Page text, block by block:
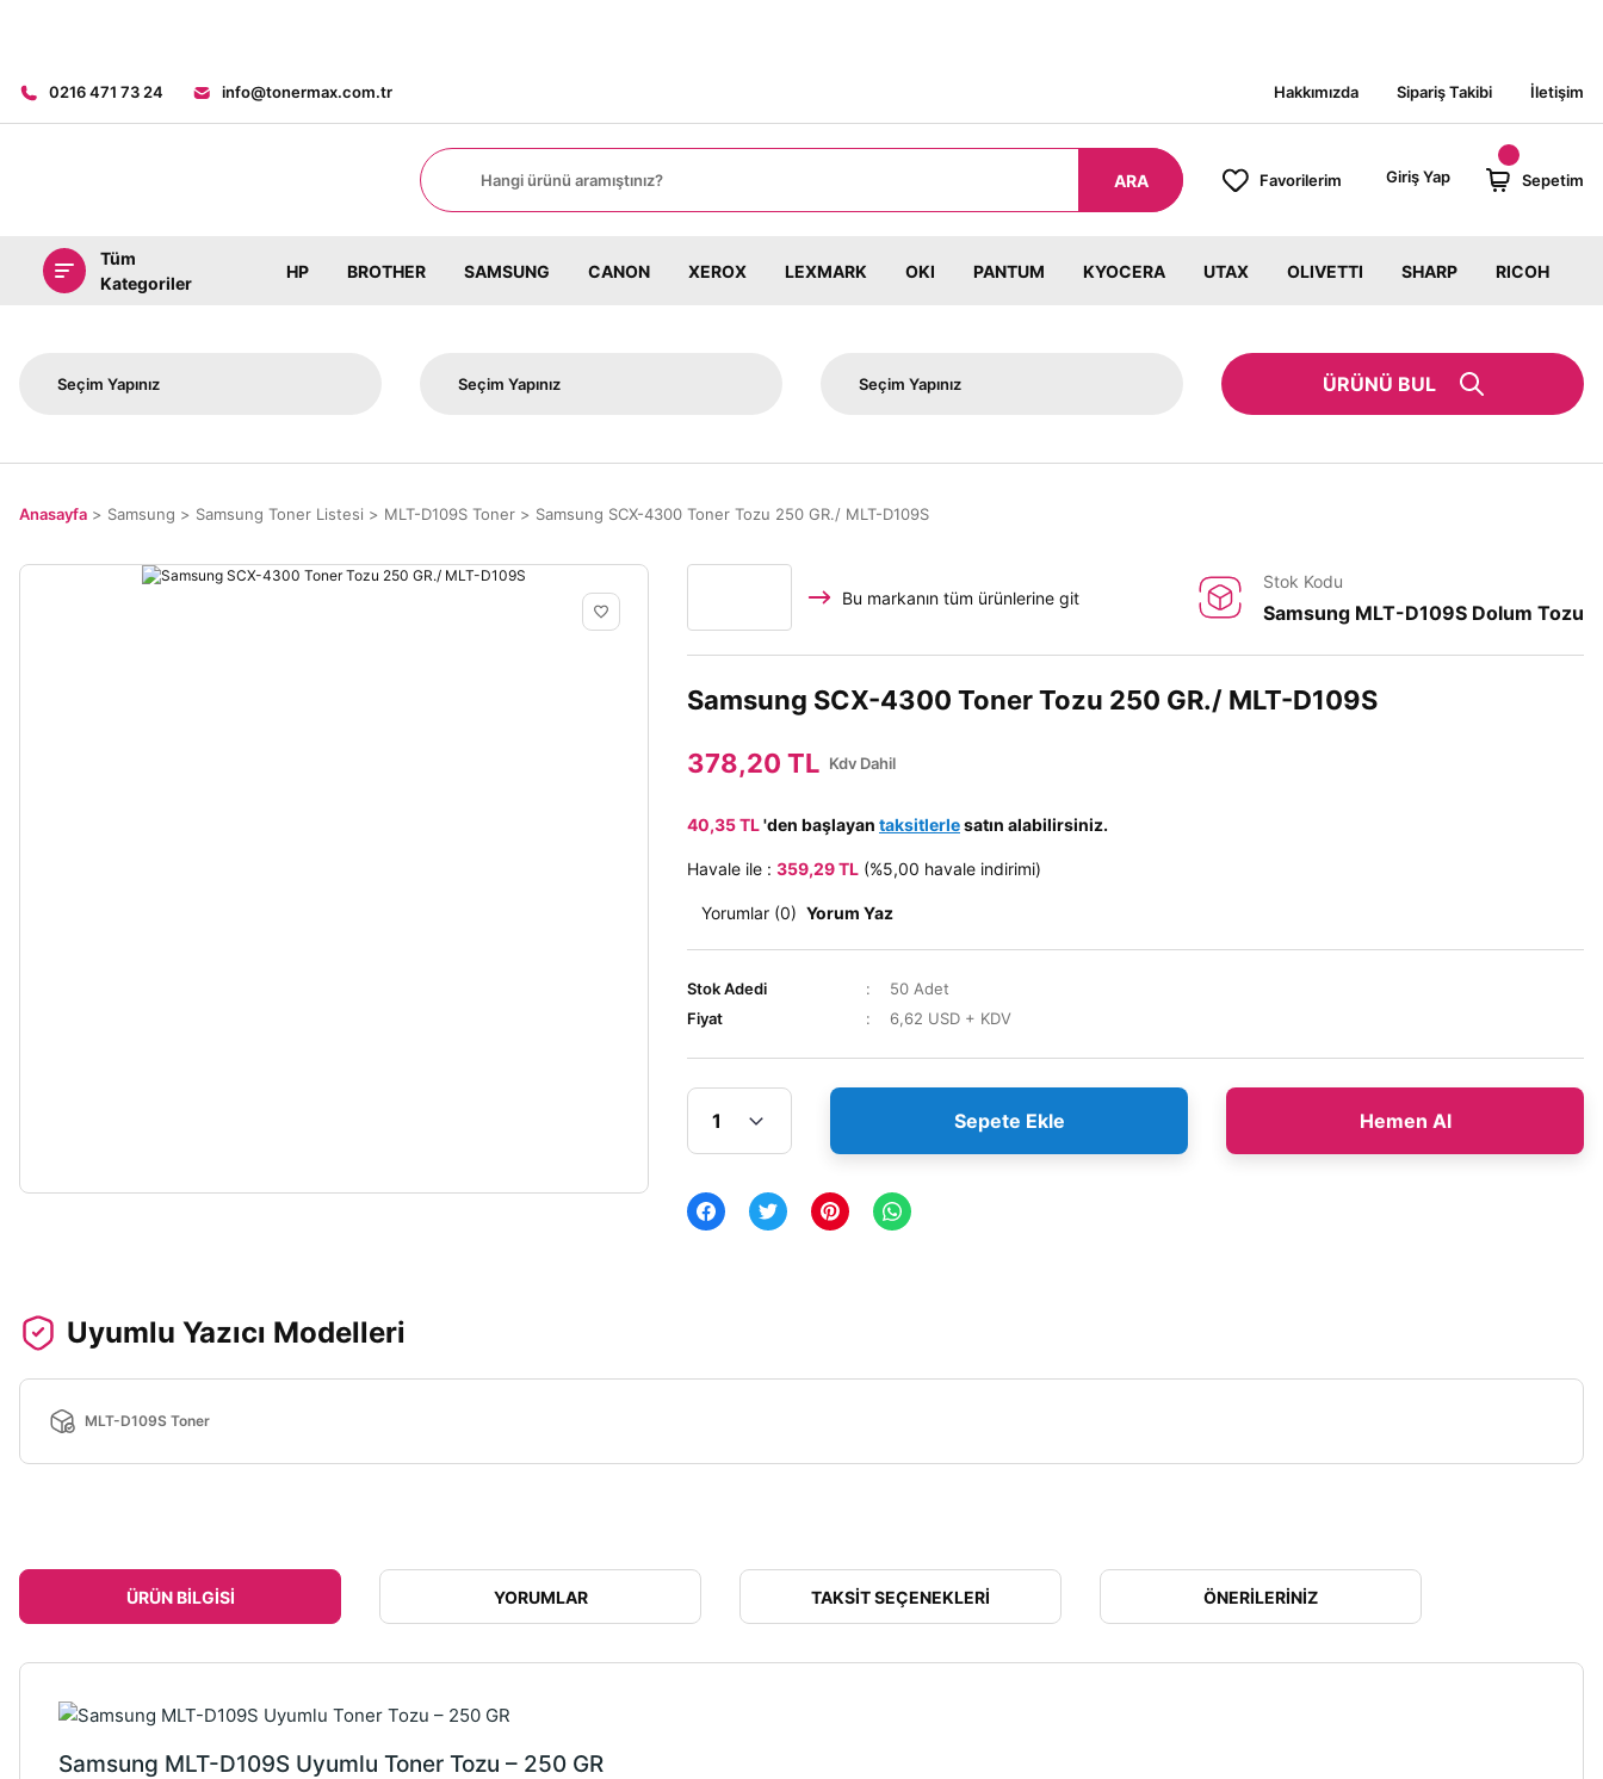
0216 471 73 24 info@tonermax.com.tr Hakkımızda Sipariş Takibi İletişim
ARA Favorilerim Giriş Yap Sepetim
Tüm
Kategoriler
HP BROTHER SAMSUNG CANON XEROX LEXMARK OKI PANTUM KYOCERA UTAX OLIVETTI SHARP RICOH
ÜRÜNÜ BUL
Anasayfa Samsung Samsung Toner Listesi MLT-D109S Toner Samsung SCX-4300 Toner Tozu 250 GR./ MLT-D109S
Bu markanın tüm ürünlerine git
Stok Kodu
Samsung MLT-D109S Dolum Tozu
Samsung SCX-4300 Toner Tozu 250 GR./ MLT-D109S
378,20 TL Kdv Dahil
40,35 TL'den başlayan taksitlerlesatın alabilirsiniz.
Havale ile : 359,29 TL (%5,00 havale indirimi)
Yorumlar (0) Yorum Yaz
Stok Adedi
50 Adet
Fiyat
6,62 USD + KDV
Sepete Ekle Hemen Al
Uyumlu Yazıcı Modelleri
MLT-D109S Toner
ÜRÜN BILGISI YORUMLAR TAKSIT SEÇENEKLERI ÖNERILERINIZ
Samsung MLT-D109S Uyumlu Toner Tozu – 250 GR